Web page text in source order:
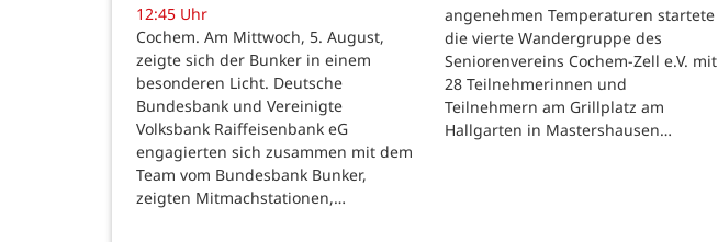
12:45 Uhr
Cochem. Am Mittwoch, 5. August,
zeigte sich der Bunker in einem
besonderen Licht. Deutsche
Bundesbank und Vereinigte
Volksbank Raiffeisenbank eG
engagierten sich zusammen mit dem
Team vom Bundesbank Bunker,
zeigten Mitmachstationen,…
angenehmen Temperaturen startete
die vierte Wandergruppe des
Seniorenvereins Cochem-Zell e.V. mit
28 Teilnehmerinnen und
Teilnehmern am Grillplatz am
Hallgarten in Mastershausen…